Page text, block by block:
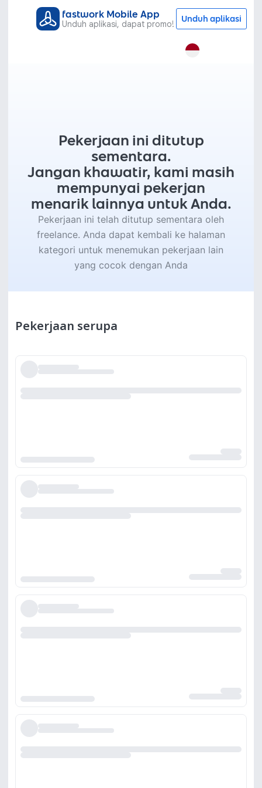
fastwork Mobile App
Unduh aplikasi, dapat promo! Unduh aplikasi
Pekerjaan ini ditutup
sementara.
Jangan khawatir, kami masih
mempunyai pekerjan
menarik lainnya untuk Anda.
Pekerjaan ini telah ditutup sementara oleh
freelance. Anda dapat kembali ke halaman
kategori untuk menemukan pekerjaan lain
yang cocok dengan Anda
Pekerjaan serupa